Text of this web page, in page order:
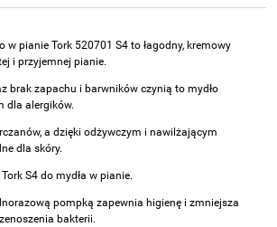
w pianie Tork 520701 S4 to łagodny, kremowy
i przyjemnej pianie.
brak zapachu i barwników czynią to mydło
dla alergików.
a dzięki odżywczym i nawilżającym
dla skóry.
S4 do mydła w pianie.
pompką zapewnia higienę i zmniejsza
bakterii.